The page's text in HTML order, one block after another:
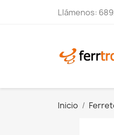
Llámenos:
Inicio